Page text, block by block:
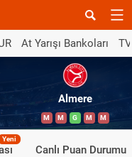
At Yarışı Bankoları
Almere
M M G M M
Yeni
Canlı Puan Durumu